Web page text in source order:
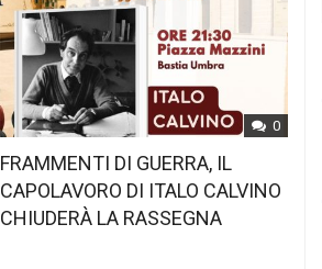
0
FRAMMENTI DI GUERRA, IL
CAPOLAVORO DI ITALO CALVINO
CHIUDERÀ LA RASSEGNA